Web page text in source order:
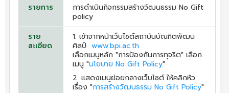
รายการ
การดำเนินกิจกรรมสร้างวัฒนธรรม No Gift
policy
ราย
ละเอียด
1. เข้าจากหน้าเว็บไซต์สถาบันบัณฑิตพัฒน
ศิลป์ www.bpi.ac.th
เลือกเมนูหลัก "การป้องกันการทุจริต" เลือก
เมนู "นโยบาย No Gift Policy"
2. แสดงเมนูย่อยกลางเว็บไซต์ ให้คลิกหัว
เรื่อง "การสร้างวัฒนธรรม No Gift Policy"